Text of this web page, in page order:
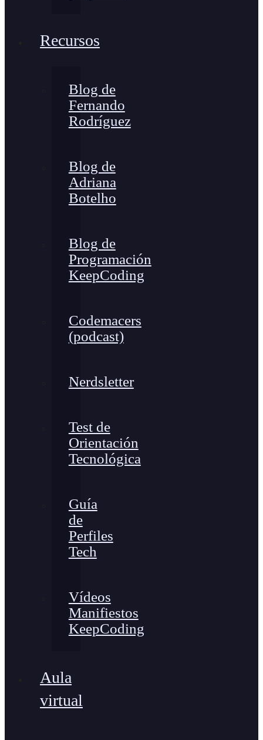
Recursos
Blog de
Fernando
Rodríguez
Blog de
Adriana
Botelho
Blog de
Programación
KeepCoding
Codemacers
(podcast)
Nerdsletter
Test de
Orientación
Tecnológica
Guía
de
Perfiles
Tech
Vídeos
Manifiestos
KeepCoding
Aula
virtual